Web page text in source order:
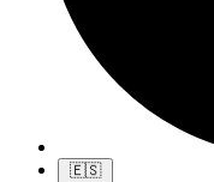
🇪🇸